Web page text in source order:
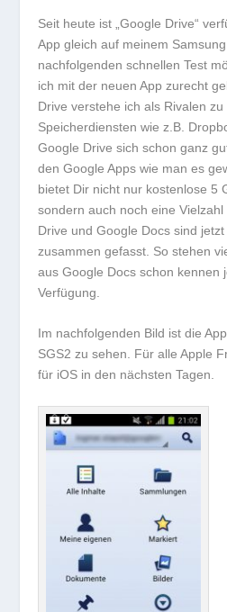
Seit heute ist „Google Drive“
App gleich auf meinem
nachfolgenden schnellen Test
ich mit der neuen App zurecht
Drive verstehe ich als Rivalen
Speicherdiensten wie z.B.
Google Drive sich schon ganz
den Google Apps wie man es
bietet Dir nicht nur kostenlose 5
sondern auch noch eine
Drive und Google Docs sind
zusammen gefasst. So stehen
aus Google Docs schon kennen
Verfügung.
Im nachfolgenden Bild ist die
SGS2 zu sehen. Für alle Apple
für iOS in den nächsten Tagen.